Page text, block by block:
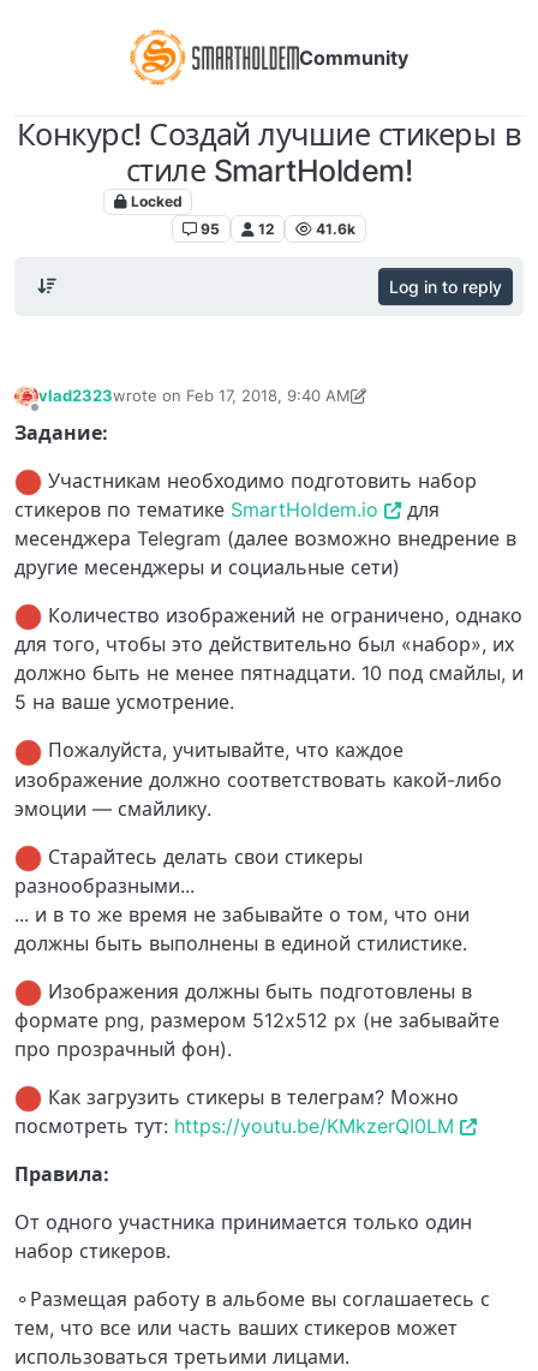
Community
Конкурс! Создай лучшие стикеры в
стиле SmartHoldem!
Locked
95
12 41.6k
Log in to reply
vlad2323wrote on Feb 17, 2018, 9:40 AM
last edited by EuropaNov 1, 2020, 5:12 PM
Задание:
Участникам необходимо подготовить набор
стикеров по тематике SmartHoldem.io
для
месенджера Telegram (далее возможно внедрение в
другие месенджеры и социальные сети)
Количество изображений не ограничено, однако
для того, чтобы это действительно был «набор», их
должно быть не менее пятнадцати. 10 под смайлы, и
5 на ваше усмотрение.
Пожалуйста, учитывайте, что каждое
изображение должно соответствовать какой-либо
эмоции — смайлику.
Старайтесь делать свои стикеры
разнообразными...
... и в то же время не забывайте о том, что они
должны быть выполнены в единой стилистике.
Изображения должны быть подготовлены в
формате png, размером 512x512 px (не забывайте
про прозрачный фон).
Как загрузить стикеры в телеграм? Можно
посмотреть тут: https://youtu.be/KMkzerQI0LM
Правила:
От одного участника принимается только один
набор стикеров.
⚬Размещая работу в альбоме вы соглашаетесь с
тем, что все или часть ваших стикеров может
использоваться третьими лицами.